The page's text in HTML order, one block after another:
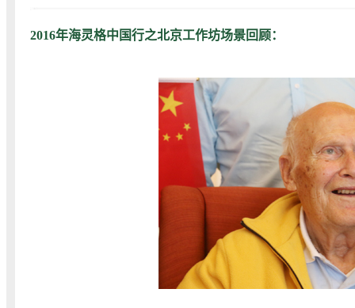
2016年海灵格中国行之北京工作坊场景回顾：